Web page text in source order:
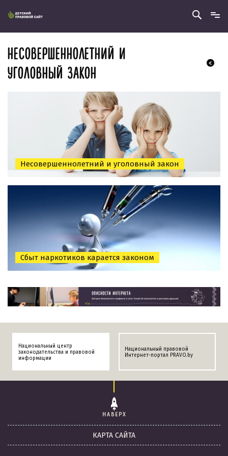
НЕСОВЕРШЕННОЛЕТНИЙ И
УГОЛОВНЫЙ ЗАКОН
Несовершеннолетний и уголовный закон
Сбыт наркотиков карается законом
Национальный центр
законодательства и правовой
информации
Национальный правовой
Интернет-портал PRAVO.by
НАВЕРХ
КАРТА САЙТА